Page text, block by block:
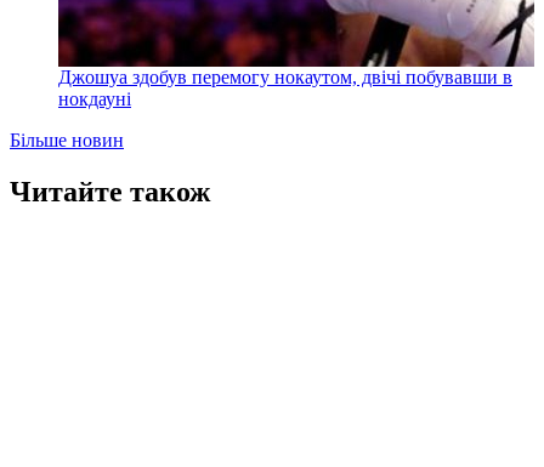
Джошуа здобув перемогу нокаутом, двічі побувавши в
нокдауні
Більше новин
Читайте також